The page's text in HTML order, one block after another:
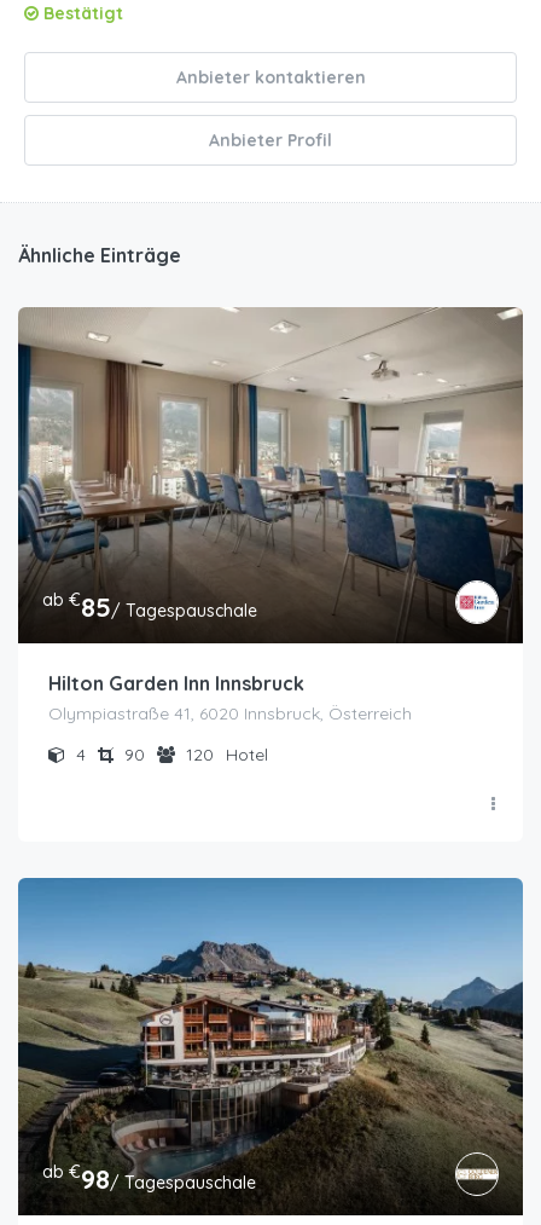
Bestätigt
Anbieter kontaktieren
Anbieter Profil
Ähnliche Einträge
ab €85/ Tagespauschale
Hilton Garden Inn Innsbruck
Olympiastraße 41, 6020 Innsbruck, Österreich
4
90 120 Hotel
ab €98/ Tagespauschale